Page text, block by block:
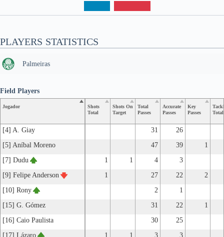
PLAYERS STATISTICS
Palmeiras
Jogador
Shots
Total
Shots On
Target
Total
Passes
Accurate
Passes
Key
Passes
Total
[4] A. Giay 31
26
[5] Aníbal Moreno
47 39
1
[7] Dudu
1 1 4
3
[9] Felipe Anderson
1 27 22
2
[10] Rony
2
1
[15] G. Gómez
31 22
1
[16] Caio Paulista
30
25
[17] Lázaro
1 1 3 3
Field Players